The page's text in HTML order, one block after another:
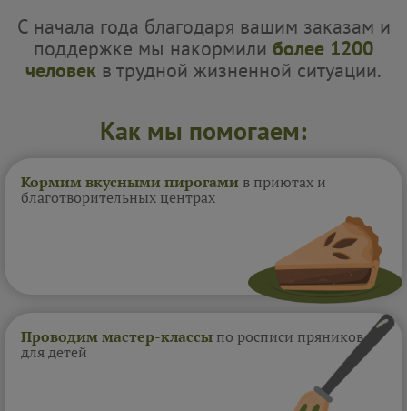
С начала года благодаря вашим заказам и
поддержке мы накормили более 1200
человек в трудной жизненной ситуации.
Как мы помогаем:
Кормим вкусными пирогами в приютах и
благотворительных центрах
Проводим мастер-классы по росписи пряников
для детей